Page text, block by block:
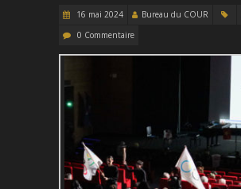
16 mai 2024 Bureau du COUR
0 Commentaire